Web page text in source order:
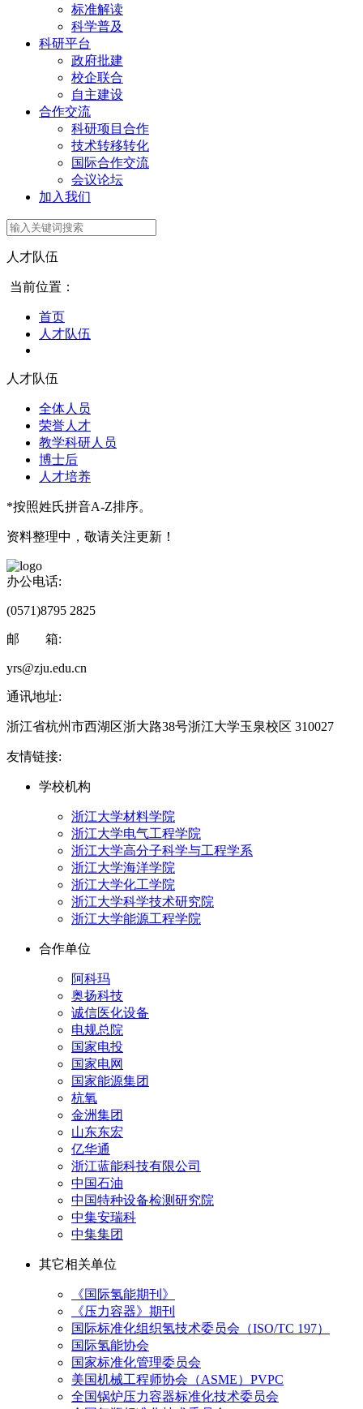
标准解读
科学普及
科研平台
政府批建
校企联合
自主建设
合作交流
科研项目合作
技术转移转化
国际合作交流
会议论坛
加入我们
人才队伍
当前位置：
首页
人才队伍
人才队伍
全体人员
荣誉人才
教学科研人员
博士后
人才培养
*按照姓氏拼音A-Z排序。
资料整理中，敬请关注更新！
办公电话:
(0571)8795 2825
邮 箱:
yrs@zju.edu.cn
通讯地址:
浙江省杭州市西湖区浙大路38号浙江大学玉泉校区 310027
友情链接:
学校机构
浙江大学材料学院
浙江大学电气工程学院
浙江大学高分子科学与工程学系
浙江大学海洋学院
浙江大学化工学院
浙江大学科学技术研究院
浙江大学能源工程学院
合作单位
阿科玛
奥扬科技
诚信医化设备
电规总院
国家电投
国家电网
国家能源集团
杭氧
金洲集团
山东东宏
亿华通
浙江蓝能科技有限公司
中国石油
中国特种设备检测研究院
中集安瑞科
中集集团
其它相关单位
《国际氢能期刊》
《压力容器》期刊
国际标准化组织氢技术委员会（ISO/TC 197）
国际氢能协会
国家标准化管理委员会
美国机械工程师协会（ASME）PVPC
全国锅炉压力容器标准化技术委员会